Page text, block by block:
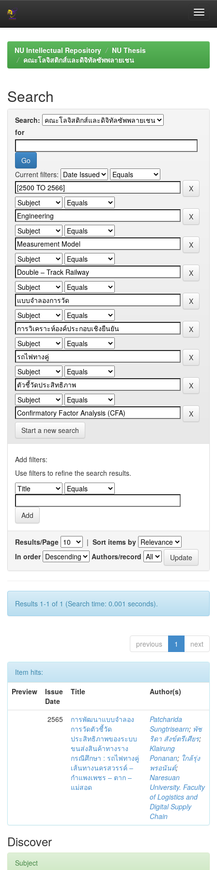
navigationNU Intellectual Repository
NU Thesis
คณะโลจิสติกส์และดิจิทัลซัพพลายเชน
Search
Search:
for
Current filters:
Start a new search
Add filters:
Use filters to refine the search results.
Results/Page | Sort items by
In order
Authors/record
Results 1-1 of 1 (Search time: 0.001 seconds).
previous 1 next
Item hits:
Preview
Issue
Date
Title Author(s)
2565
การพัฒนาแบบจำลอง
การวัดตัวชี้วัด
ประสิทธิภาพของระบบ
ขนส่งสินค้าทางราง
กรณีศึกษา : รถไฟทางคู่
เส้นทางนครสวรรค์ –
กำแพงเพชร – ตาก –
แม่สอด
Patcharida
Sungtrisearn; พัช
ริดา สังข์ตรีเศียร;
Klairung
Ponanan; ใกล้รุ่ง
พรอนันต์;
Naresuan
University. Faculty
of Logistics and
Digital Supply
Chain
Discover
Subject